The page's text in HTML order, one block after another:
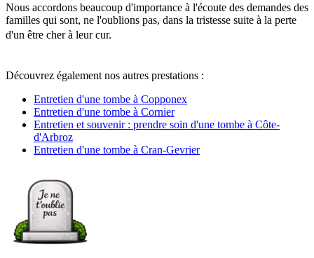
Nous accordons beaucoup d'importance à l'écoute des demandes des
familles qui sont, ne l'oublions pas, dans la tristesse suite à la perte
d'un être cher à leur cur.
Découvrez également nos autres prestations :
Entretien d'une tombe à Copponex
Entretien d'une tombe à Cornier
Entretien et souvenir : prendre soin d'une tombe à Côte-
d'Arbroz
Entretien d'une tombe à Cran-Gevrier